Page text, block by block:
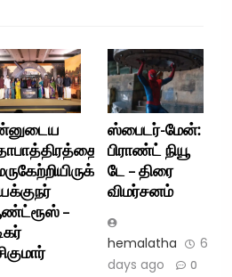
–
ஸ்பைடர்-மேன்:
பிராண்ட் நியூ
டே – திரை
விமர்சனம்
hemalatha
6
days ago
0